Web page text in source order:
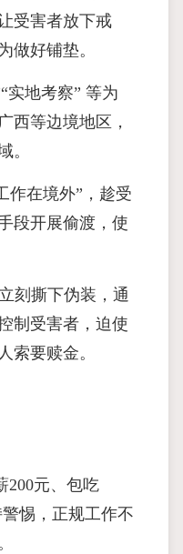
受害者放下戒
做好铺垫。
实地考察” 等为
西等边境地区，
。
作在境外”，趁受
段开展偷渡，使
刻撕下伪装，通
制受害者，迫使
索要赎金。
200元、包吃
惕，正规工作不